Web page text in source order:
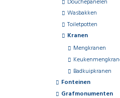
Wasbakken
Toiletpotten
Kranen
Mengkranen
Badkuipkranen
Fonteinen
Grafmonumenten